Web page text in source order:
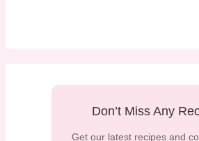
Don’t Miss Any
Get our latest recipes and